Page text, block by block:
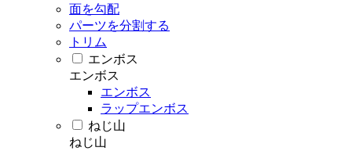
面を勾配
パーツを分割する
トリム
エンボス
エンボス
エンボス
ラップエンボス
ねじ山
ねじ山